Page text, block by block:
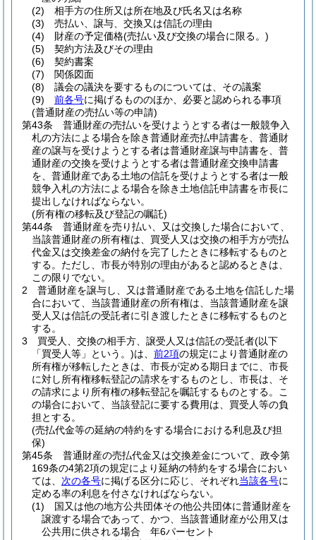
(2)
相手方の住所又は所在地及び氏名又は名称
(3)
売払い、譲与、交換又は信託の理由
(4)
財産の予定価格(売払い及び交換の場合に限る。)
(5)
契約方法及びその理由
(6)
契約書案
(7)
関係図面
(8)
議会の議決を要するものについては、その議案
(9)
前各号に掲げるもののほか、必要と認められる事項
(普通財産の売払い等の申請)
第43条
普通財産の売払いを受けようとする者は一般競争入
札の方法による場合を除き普通財産売払申請書を、普通財
産の譲与を受けようとする者は普通財産譲与申請書を、普
通財産の交換を受けようとする者は普通財産交換申請書
を、普通財産である土地の信託を受けようとする者は一般
競争入札の方法による場合を除き土地信託申請書を市長に
提出しなければならない。
(所有権の移転及び登記の嘱託)
第44条
普通財産を売り払い、又は交換した場合において、
当該普通財産の所有権は、買受人又は交換の相手方が売払
代金又は交換差金の納付を完了したときに移転するものと
する。 ただし、市長が特別の理由があると認めるときは、
この限りでない。
2
普通財産を譲与し、又は普通財産である土地を信託した場
合において、当該普通財産の所有権は、当該普通財産を譲
受人又は信託の受託者に引き渡したときに移転するものと
する。
3
買受人、交換の相手方、譲受人又は信託の受託者(以下
「買受人等」という。)は、 前2項の規定により普通財産の
所有権が移転したときは、市長が定める期日までに、市長
に対し所有権移転登記の請求をするものとし、市長は、そ
の請求により所有権の移転登記を嘱託するものとする。
こ
の場合において、当該登記に要する費用は、買受人等の負
担とする。
(売払代金等の延納の特約をする場合における利息及び担
保)
第45条
普通財産の売払代金又は交換差金について、政令第
169条の4第2項の規定により延納の特約をする場合におい
ては、 次の各号に掲げる区分に応じ、それぞれ当該各号に
定める率の利息を付さなければならない。
(1)
国又は他の地方公共団体その他公共団体に普通財産を
譲渡する場合であって、かつ、当該普通財産が公用又は
公共用に供される場合 年6パーセント